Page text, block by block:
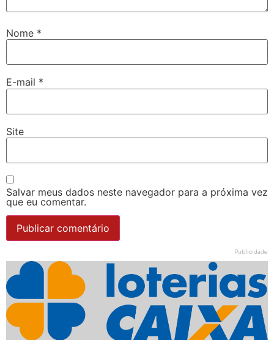
Nome *
E-mail *
Site
Salvar meus dados neste navegador para a próxima vez
que eu comentar.
Publicidade